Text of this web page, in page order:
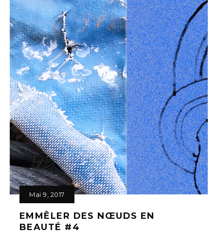
Mai 9, 2017
EMMÊLER DES NŒUDS EN
BEAUTÉ #4